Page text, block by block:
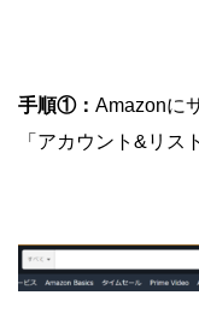
手順①： Amazonに
「アカウント&リス